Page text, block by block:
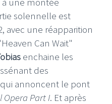
solennelle est
avec une réapparition
Can Wait"
enchaine les
des
qui annoncent le pont
Opera Part I. Et après